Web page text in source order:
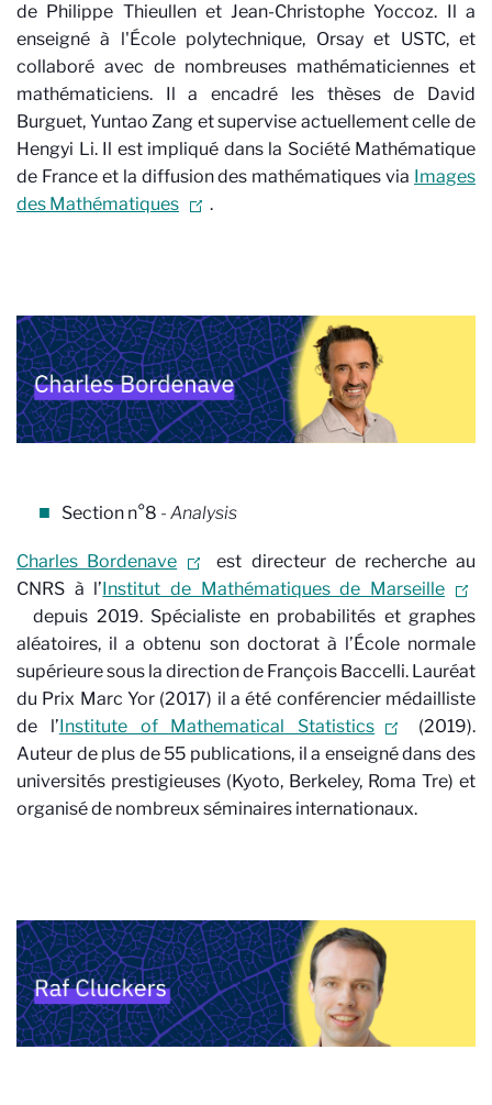
de Philippe Thieullen et Jean-Christophe Yoccoz. Il a
enseigné à l'École polytechnique, Orsay et USTC, et
collaboré avec de nombreuses mathématiciennes et
mathématiciens. Il a encadré les thèses de David
Burguet, Yuntao Zang et supervise actuellement celle de
Hengyi Li. Il est impliqué dans la Société Mathématique
de France et la diffusion des mathématiques via Images
des Mathématiques
.
Section n°8 - Analysis
Charles Bordenave
est directeur de recherche au
CNRS à l’Institut de Mathématiques de Marseille
depuis 2019. Spécialiste en probabilités et graphes
aléatoires, il a obtenu son doctorat à l’École normale
supérieure sous la direction de François Baccelli. Lauréat
du Prix Marc Yor (2017) il a été conférencier médailliste
de l’Institute of Mathematical Statistics
(2019).
Auteur de plus de 55 publications, il a enseigné dans des
universités prestigieuses (Kyoto, Berkeley, Roma Tre) et
organisé de nombreux séminaires internationaux.